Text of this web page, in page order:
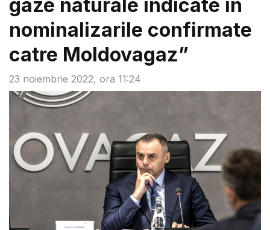
23 noiembrie 2022, ora 11:24
gaze naturale indicate in
nominalizarile confirmate
catre Moldovagaz”